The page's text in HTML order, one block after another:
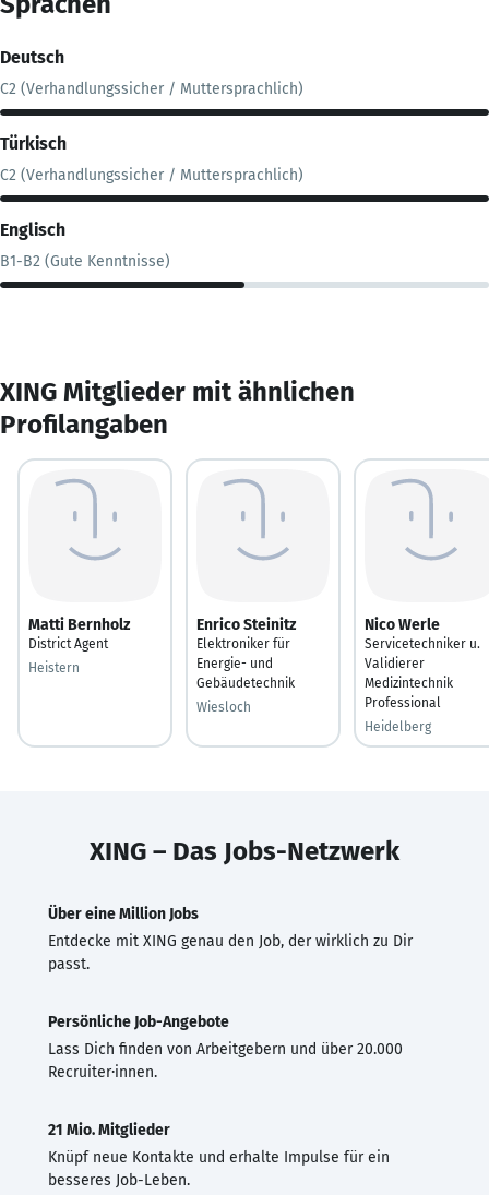
Deutsch
C2 (Verhandlungssicher / Muttersprachlich)
Türkisch
C2 (Verhandlungssicher / Muttersprachlich)
Englisch
B1-B2 (Gute Kenntnisse)
XING Mitglieder mit ähnlichen
Profilangaben
Matti Bernholz
District Agent
Heistern
Enrico Steinitz
Elektroniker für
Energie- und
Gebäudetechnik
Wiesloch
Nico Werle
Servicetechniker u.
Validierer
Medizintechnik
Professional
Heidelberg
XING – Das Jobs-Netzwerk
Über eine Million Jobs
Entdecke mit XING genau den Job, der wirklich zu Dir
passt.
Persönliche Job-Angebote
Lass Dich finden von Arbeitgebern und über 20.000
Recruiter·innen.
21 Mio. Mitglieder
Knüpf neue Kontakte und erhalte Impulse für ein
besseres Job-Leben.